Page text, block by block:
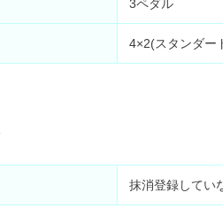
3ペダル
4×2(スタンダー
抹消登録してい